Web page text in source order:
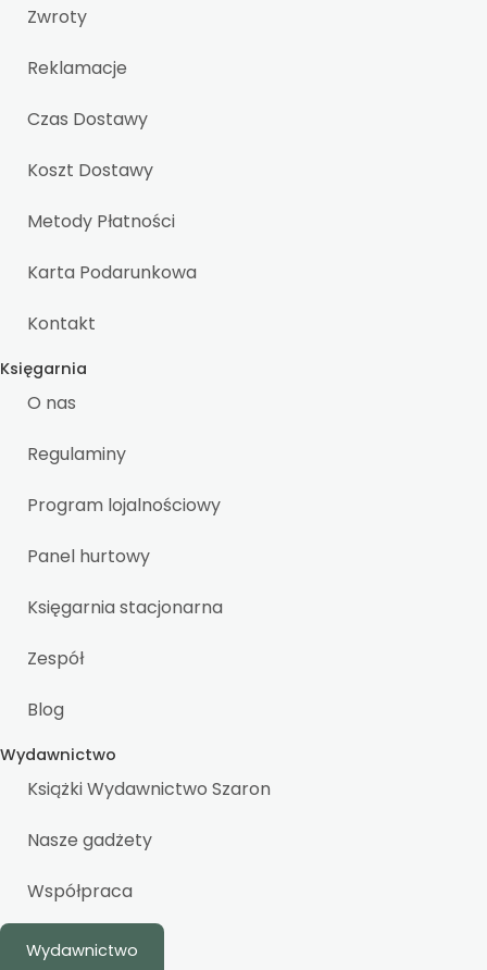
Zwroty
Reklamacje
Czas Dostawy
Koszt Dostawy
Metody Płatności
Karta Podarunkowa
Kontakt
Księgarnia
O nas
Regulaminy
Program lojalnościowy
Panel hurtowy
Księgarnia stacjonarna
Zespół
Blog
Wydawnictwo
Książki Wydawnictwo Szaron
Nasze gadżety
Współpraca
Wydawnictwo